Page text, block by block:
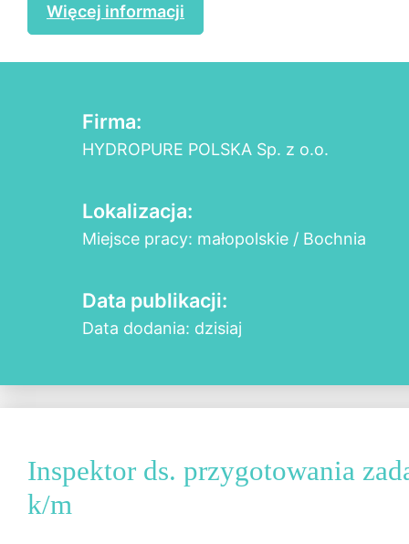
Więcej informacji
Firma:
HYDROPURE POLSKA Sp. z o.o.
Lokalizacja:
Miejsce pracy: małopolskie / Bochnia
Data publikacji:
Data dodania: dzisiaj
Inspektor ds. przygotowania
k/m